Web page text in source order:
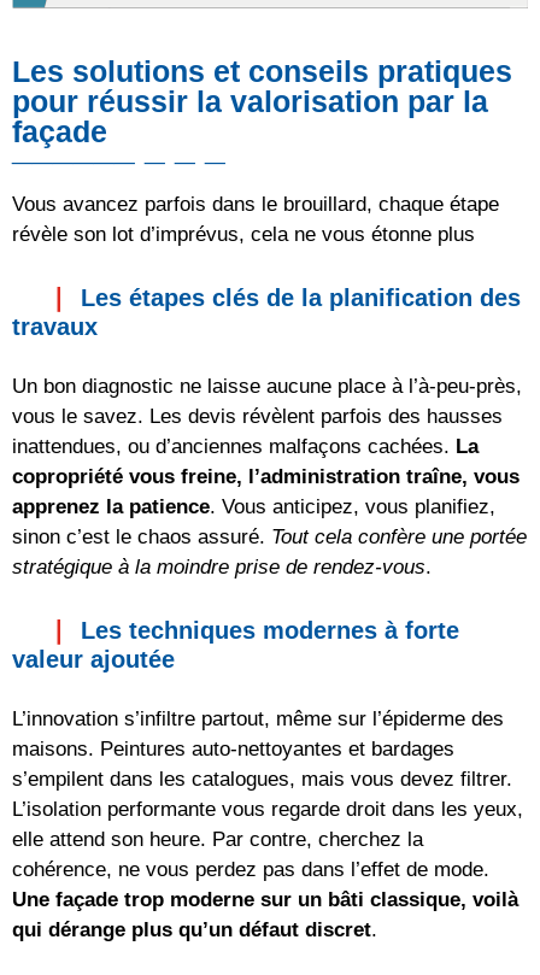
Les solutions et conseils pratiques
pour réussir la valorisation par la
façade
Vous avancez parfois dans le brouillard, chaque étape
révèle son lot d’imprévus, cela ne vous étonne plus
Les étapes clés de la planification des
travaux
Un bon diagnostic ne laisse aucune place à l’à-peu-près,
vous le savez. Les devis révèlent parfois des hausses
inattendues, ou d’anciennes malfaçons cachées. La
copropriété vous freine, l’administration traîne, vous
apprenez la patience. Vous anticipez, vous planifiez,
sinon c’est le chaos assuré. Tout cela confère une portée
stratégique à la moindre prise de rendez-vous.
Les techniques modernes à forte
valeur ajoutée
L’innovation s’infiltre partout, même sur l’épiderme des
maisons. Peintures auto-nettoyantes et bardages
s’empilent dans les catalogues, mais vous devez filtrer.
L’isolation performante vous regarde droit dans les yeux,
elle attend son heure. Par contre, cherchez la
cohérence, ne vous perdez pas dans l’effet de mode.
Une façade trop moderne sur un bâti classique, voilà
qui dérange plus qu’un défaut discret.